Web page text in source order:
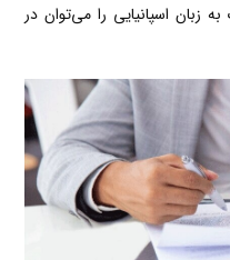
زبان اسپانیایی را می‌توان در